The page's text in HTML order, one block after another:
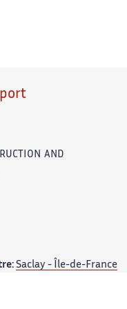
and
Saclay - Île-de-France